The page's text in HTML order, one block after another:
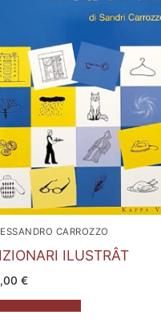
CARROZZO
ILUSTRÂT
€